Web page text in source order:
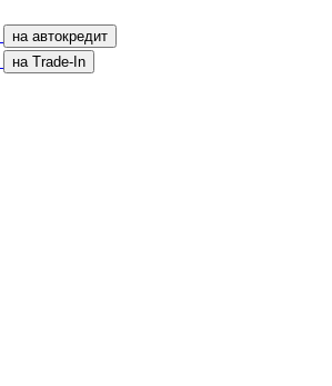
на автокредит
на Trade-In